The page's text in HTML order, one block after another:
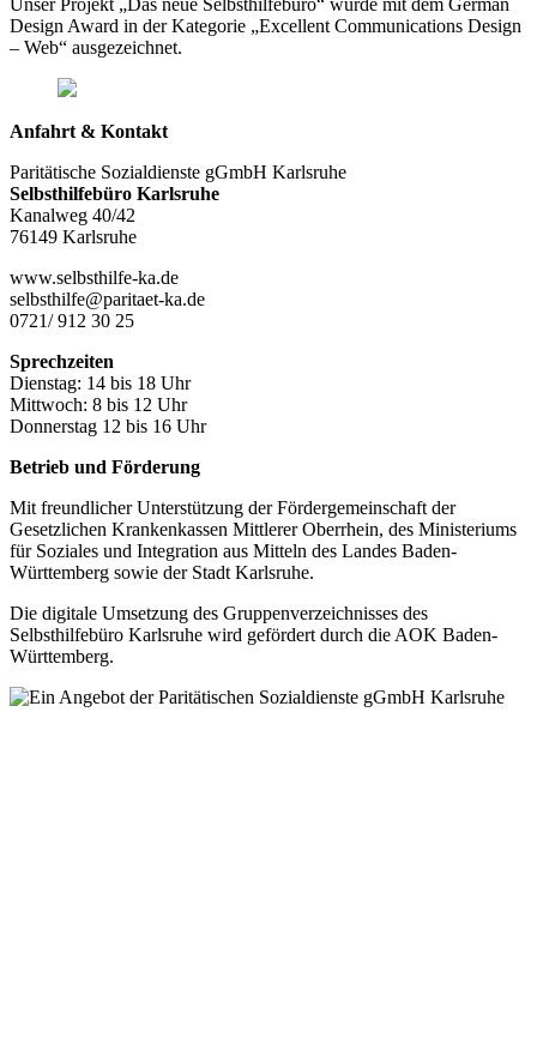
Unser Projekt „Das neue Selbsthilfebüro“ wurde mit dem German
Design Award in der Kategorie „Excellent Communications Design
– Web“ ausgezeichnet.
Anfahrt & Kontakt
Paritätische Sozialdienste gGmbH Karlsruhe
Selbsthilfebüro Karlsruhe
Kanalweg 40/42
76149 Karlsruhe
www.selbsthilfe-ka.de
selbsthilfe@paritaet-ka.de
0721/ 912 30 25
Sprechzeiten
Dienstag: 14 bis 18 Uhr
Mittwoch: 8 bis 12 Uhr
Donnerstag 12 bis 16 Uhr
Betrieb und Förderung
Mit freundlicher Unterstützung der Fördergemeinschaft der
Gesetzlichen Krankenkassen Mittlerer Oberrhein, des Ministeriums
für Soziales und Integration aus Mitteln des Landes Baden-
Württemberg sowie der Stadt Karlsruhe.
Die digitale Umsetzung des Gruppen­verzeichnisses des
Selbsthilfebüro Karlsruhe wird gefördert durch die AOK Baden-
Württemberg.